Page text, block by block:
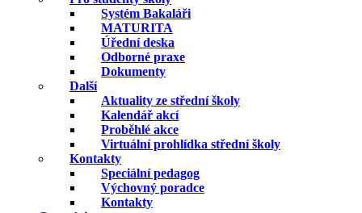
Systém Bakaláři
MATURITA
Úřední deska
Odborné praxe
Dokumenty
Další
Aktuality ze střední školy
Kalendář akcí
Proběhlé akce
Virtuální prohlídka střední školy
Kontakty
Speciální pedagog
Výchovný poradce
Kontakty